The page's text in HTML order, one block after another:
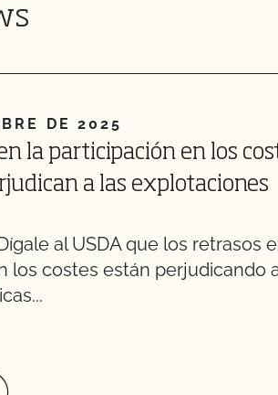
DE 2025
la participación en los
a las explotaciones
al USDA que los retrasos
los costes están perjudicando